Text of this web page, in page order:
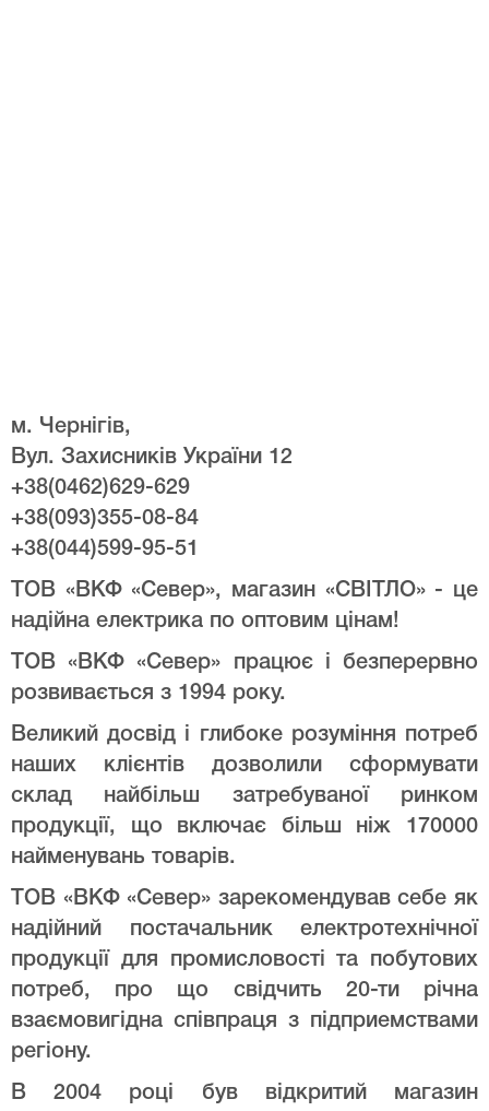
м. Чернігів,
Вул. Захисників України 12
+38(0462)629-629
+38(093)355-08-84
+38(044)599-95-51
ТОВ «ВКФ «Север», магазин «СВІТЛО» - це
надійна електрика по оптовим цінам!
ТОВ «ВКФ «Север» працює і безперервно
розвивається з 1994 року.
Великий досвід і глибоке розуміння потреб
наших клієнтів дозволили сформувати
склад найбільш затребуваної ринком
продукції, що включає більш ніж 170000
найменувань товарів.
ТОВ «ВКФ «Север» зарекомендував себе як
надійний постачальник електротехнічної
продукції для промисловості та побутових
потреб, про що свідчить 20-ти річна
взаємовигідна співпраця з підприемствами
регіону.
В 2004 році був відкритий магазин